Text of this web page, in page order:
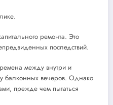
ремонта. Это
последствий.
между внутри и
балконных вечеров. Однако
прежде чем пытаться